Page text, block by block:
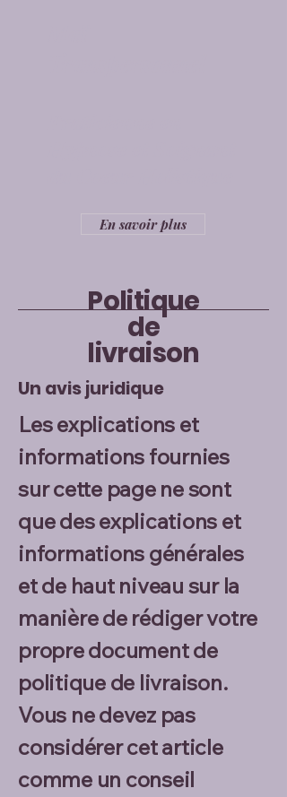
En savoir plus
Politique
de
livraison
Un avis juridique
Les explications et
informations fournies
sur cette page ne sont
que des explications et
informations générales
et de haut niveau sur la
manière de rédiger votre
propre document de
politique de livraison.
Vous ne devez pas
considérer cet article
comme un conseil